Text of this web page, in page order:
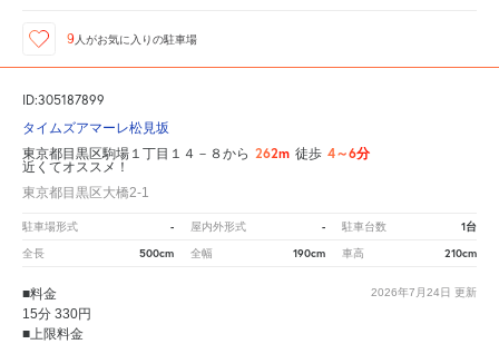
9人がお気に入りの駐車場
ID:305187899
タイムズアマーレ松見坂
東京都目黒区駒場１丁目１４－８から 262m 徒歩 4～6分
近くてオススメ！
東京都目黒区大橋2-1
駐車場形式 - 屋内外形式 - 駐車台数 1台
全長 500cm 全幅 190cm 車高 210cm
2026年7月24日 更新
■料金
15分 330円
■上限料金